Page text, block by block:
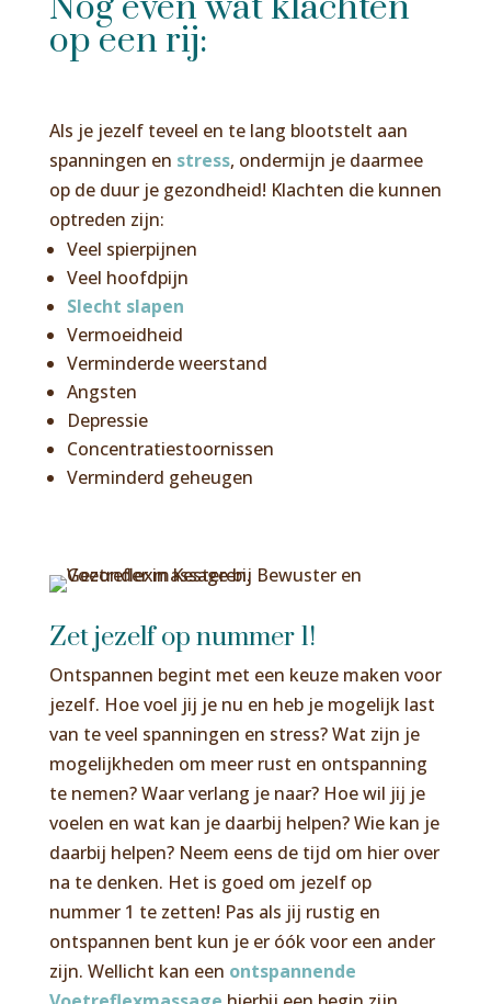
op een rij:
Als je jezelf teveel en te lang blootstelt aan
spanningen en stress, ondermijn je daarmee
op de duur je gezondheid! Klachten die kunnen
optreden zijn:
Veel spierpijnen
Veel hoofdpijn
Slecht slapen
Vermoeidheid
Verminderde weerstand
Angsten
Depressie
Concentratiestoornissen
Verminderd geheugen
Zet jezelf op nummer 1!
Ontspannen begint met een keuze maken voor
jezelf. Hoe voel jij je nu en heb je mogelijk last
van te veel spanningen en stress? Wat zijn je
mogelijkheden om meer rust en ontspanning
te nemen? Waar verlang je naar? Hoe wil jij je
voelen en wat kan je daarbij helpen? Wie kan je
daarbij helpen? Neem eens de tijd om hier over
na te denken. Het is goed om jezelf op
nummer 1 te zetten! Pas als jij rustig en
ontspannen bent kun je er óók voor een ander
zijn. Wellicht kan een ontspannende